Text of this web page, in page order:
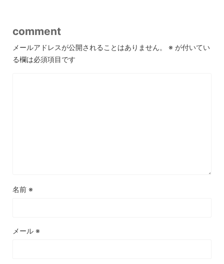
comment
メールアドレスが公開されることはありません。 ※ が付いてい
る欄は必須項目です
名前 ※
メール ※